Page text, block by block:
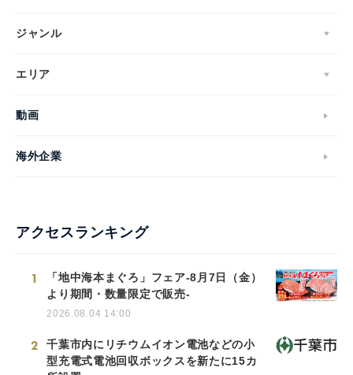
ジャンル
エリア
動画
海外企業
アクセスランキング
1
「地中海本まぐろ」フェア-8月7日（金）
より期間・数量限定で販売-
2026.08.04 14:00
2
千葉市内にリチウムイオン電池などの小
型充電式電池回収ボックスを新たに15カ